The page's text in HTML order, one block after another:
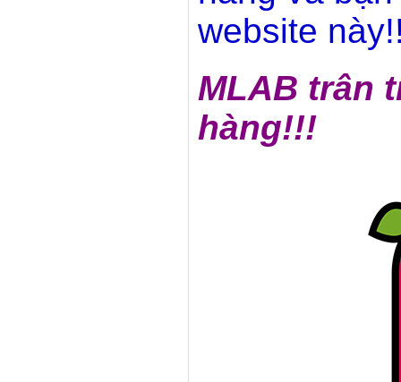
website
MLAB trân
hàng!!!